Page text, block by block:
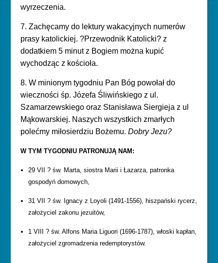
wyrzeczenia.
7. Zachęcamy do lektury wakacyjnych numerów
prasy katolickiej. ?Przewodnik Katolicki? z
dodatkiem 5 minut z Bogiem można kupić
wychodząc z kościoła.
8. W minionym tygodniu Pan Bóg powołał do
wieczności śp. Józefa Śliwińskiego z ul.
Szamarzewskiego oraz Stanisława Siergieja z ul
Mąkowarskiej. Naszych wszystkich zmarłych
polećmy miłosierdziu Bożemu.Dobry Jezu?
W TYM TYGODNIU PATRONUJĄ NAM:
29 VII ? św. Marta, siostra Marii i Łazarza, patronka
gospodyń domowych,
31 VII ? św. Ignacy z Loyoli (1491-1556), hiszpański rycerz,
założyciel zakonu jezuitów,
1 VIII ? św. Alfons Maria Liguori (1696-1787), włoski kapłan,
założyciel zgromadzenia redemptorystów.